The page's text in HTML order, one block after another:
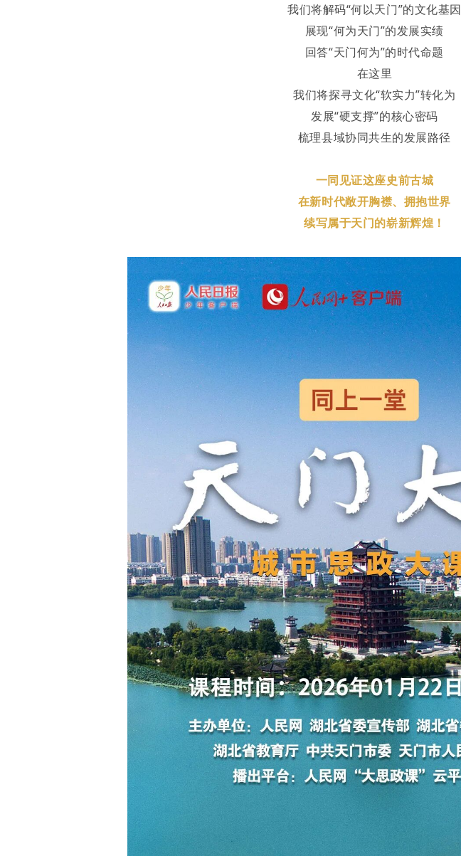
我们将解码“何以天门”的文化基因
展现“何为天门”的发展实绩
回答“天门何为”的时代命题
在这里
我们将探寻文化“软实力”转化为
发展“硬支撑”的核心密码
梳理县域协同共生的发展路径
一同见证这座史前古城
在新时代敞开胸襟、拥抱世界
续写属于天门的崭新辉煌！